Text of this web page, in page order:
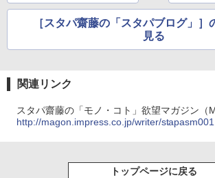
［スタパ齋藤の「スタパブログ」］
見る
関連リンク
スタパ齋藤の「モノ・コト」欲望マガジン（
http://magon.impress.co.jp/writer/
トップページに戻る